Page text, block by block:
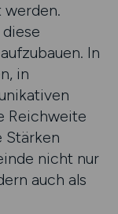
In
in
Reichweite
Stärken
nicht nur
auch als